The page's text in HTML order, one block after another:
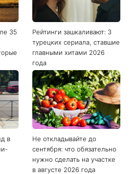
35
Рейтинги зашкаливают: 3
турецких сериала, ставшие
главными хитами 2026
года
в
Не откладывайте до
сентября: что обязательно
нужно сделать на участке
в августе 2026 года